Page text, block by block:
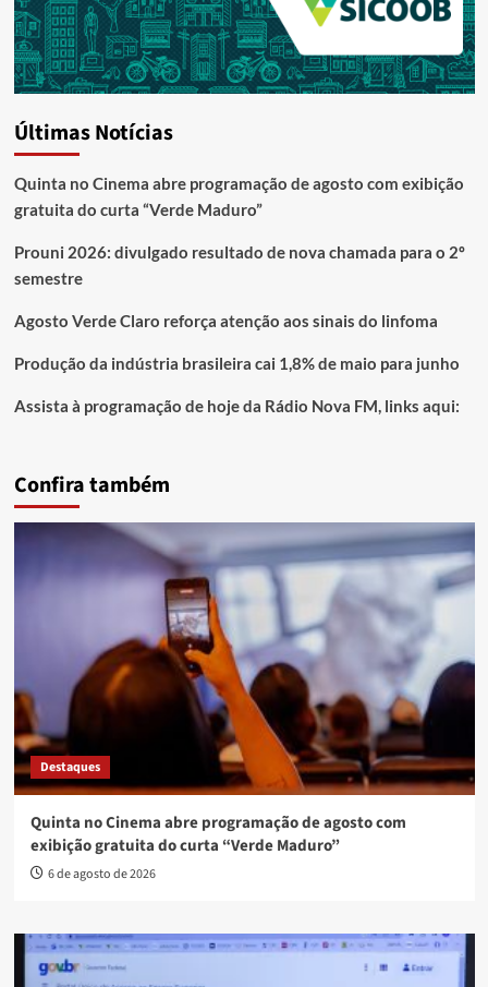
Últimas Notícias
Quinta no Cinema abre programação de agosto com exibição
gratuita do curta “Verde Maduro”
Prouni 2026: divulgado resultado de nova chamada para o 2º
semestre
Agosto Verde Claro reforça atenção aos sinais do linfoma
Produção da indústria brasileira cai 1,8% de maio para junho
Assista à programação de hoje da Rádio Nova FM, links aqui:
Confira também
Destaques
Quinta no Cinema abre programação de agosto com
exibição gratuita do curta “Verde Maduro”
6 de agosto de 2026